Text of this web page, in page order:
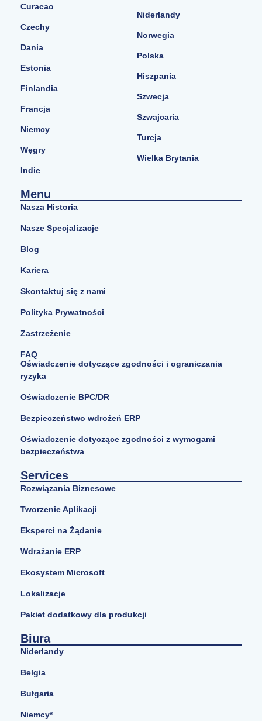
Curacao
Czechy
Dania
Estonia
Finlandia
Francja
Niemcy
Węgry
Indie
Niderlandy
Norwegia
Polska
Hiszpania
Szwecja
Szwajcaria
Turcja
Wielka Brytania
Menu
Nasza Historia
Nasze Specjalizacje
Blog
Kariera
Skontaktuj się z nami
Polityka Prywatności
Zastrzeżenie
FAQ
Oświadczenie dotyczące zgodności i ograniczania
ryzyka
Oświadczenie BPC/DR
Bezpieczeństwo wdrożeń ERP
Oświadczenie dotyczące zgodności z wymogami
bezpieczeństwa
Services
Rozwiązania Biznesowe
Tworzenie Aplikacji
Eksperci na Żądanie
Wdrażanie ERP
Ekosystem Microsoft
Lokalizacje
Pakiet dodatkowy dla produkcji
Biura
Niderlandy
Belgia
Bułgaria
Niemcy*